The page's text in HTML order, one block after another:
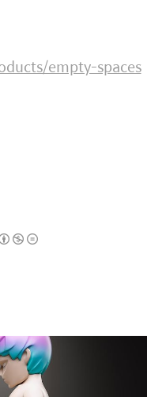
empty-spaces